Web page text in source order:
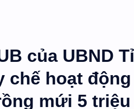
của UBND
chế hoạt động
mứi 5 triệu